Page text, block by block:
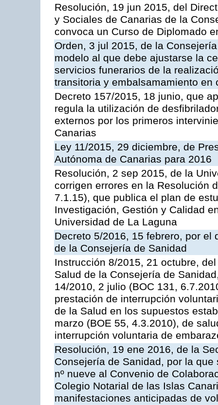
Resolución, 19 jun 2015, del
y Sociales de Canarias de la
convoca un Curso de Diplomado
Orden, 3 jul 2015, de la
modelo al que debe ajustarse la
servicios funerarios de la
transitoria y embalsamamiento en
Decreto 157/2015, 18 junio, que
regula la utilización de
externos por los primeros
Canarias
Ley 11/2015, 29 diciembre, de
Autónoma de Canarias para 2016
Resolución, 2 sep 2015, de la
corrigen errores en la Resolución
7.1.15), que publica el plan de
Investigación, Gestión y Calidad
Universidad de La Laguna
Decreto 5/2016, 15 febrero, por el
de la Consejería de Sanidad
Instrucción 8/2015, 21 octubre,
Salud de la Consejería de
14/2010, 2 julio (BOC 131,
prestación de interrupción
de la Salud en los supuestos
marzo (BOE 55, 4.3.2010), de
interrupción voluntaria de
Resolución, 19 ene 2016, de la
Consejería de Sanidad, por la
nº nueve al Convenio de
Colegio Notarial de las Islas
manifestaciones anticipadas de